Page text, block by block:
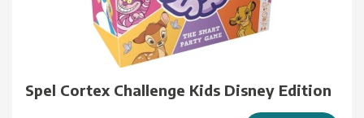
Spel Cortex Challenge Kids Disney Edition